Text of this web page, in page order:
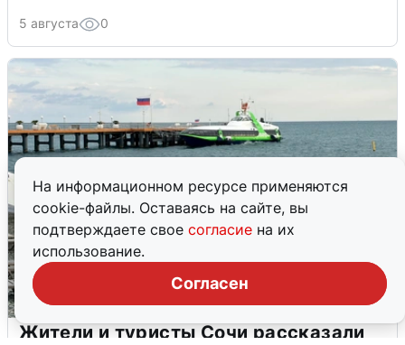
На информационном ресурсе применяются
cookie-файлы. Оставаясь на сайте, вы
подтверждаете свое согласие на их
использование.
Согласен
5 августа 0
Жители и туристы Сочи рассказали